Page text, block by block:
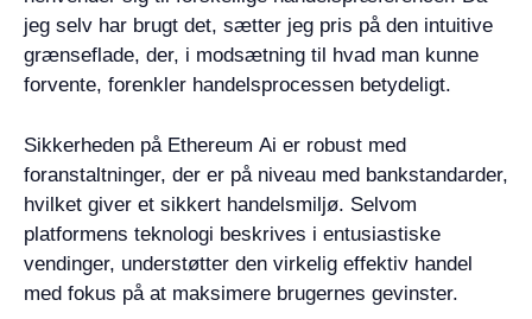
jeg selv har brugt det, sætter jeg pris på den intuitive
grænseflade, der, i modsætning til hvad man kunne
forvente, forenkler handelsprocessen betydeligt.
Sikkerheden på Ethereum Ai er robust med
foranstaltninger, der er på niveau med bankstandarder,
hvilket giver et sikkert handelsmiljø. Selvom
platformens teknologi beskrives i entusiastiske
vendinger, understøtter den virkelig effektiv handel
med fokus på at maksimere brugernes gevinster.